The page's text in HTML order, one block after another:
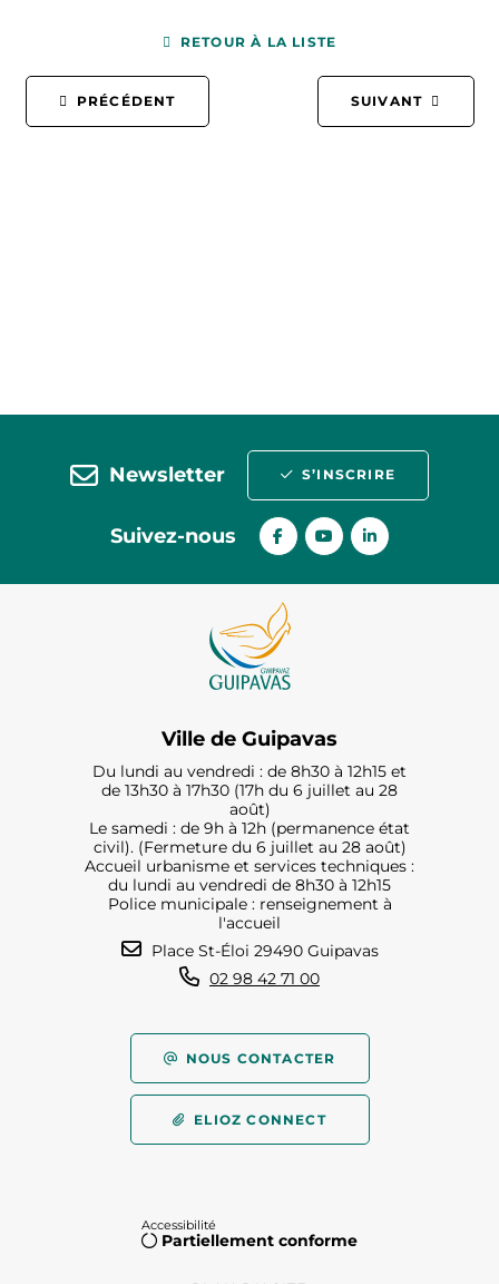
PRÉCÉDENT
RETOUR À LA LISTE
SUIVANT
Newsletter S’INSCRIRE
Suivez-nous
Ville de Guipavas
Du lundi au vendredi : de 8h30 à 12h15 et
de 13h30 à 17h30 (17h du 6 juillet au 28
août)
Le samedi : de 9h à 12h (permanence état
civil). (Fermeture du 6 juillet au 28 août)
Accueil urbanisme et services techniques :
du lundi au vendredi de 8h30 à 12h15
Police municipale : renseignement à
l'accueil
Place St-Éloi 29490 Guipavas
02 98 42 71 00
NOUS CONTACTER
ELIOZ CONNECT
Accessibilité
Partiellement conforme